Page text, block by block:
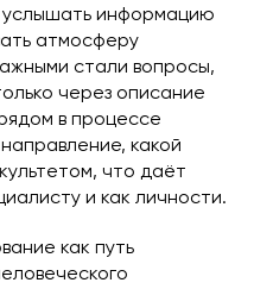
услышать информацию
атмосферу
стали вопросы,
через описание
в процессе
какой
что даёт
и как личности.
как путь